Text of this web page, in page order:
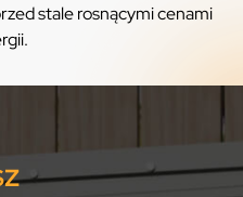
stale rosnącymi cenami